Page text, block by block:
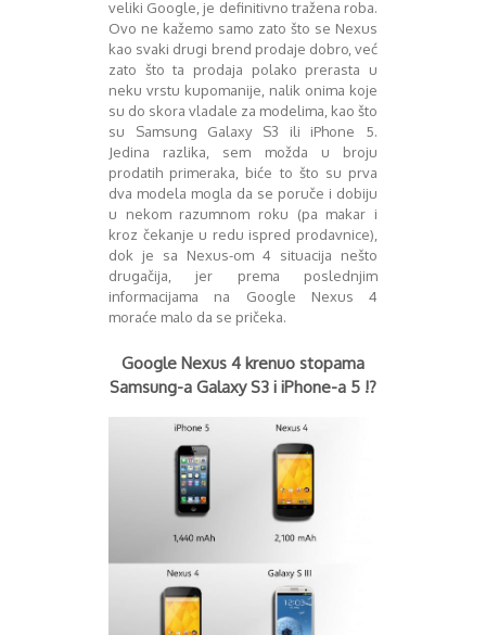
Sony
Testovi modela
Upoređivanje modela
Windows Phone
Zanimljivosti
Mart 2013
April 2013
Maj 2013
Juni 2013
Juli 2013
August 2013
Septembar 2013
Oktobar 2013
Novembar 2013
Decembar 2013
Januar 2014
Februar 2014
Mart 2014
Juni 2014
Juli 2014
veliki Google, je definitivno tražena roba.
Ovo ne kažemo samo zato što se Nexus
kao svaki drugi brend prodaje dobro, već
zato što ta prodaja polako prerasta u
neku vrstu kupomanije, nalik onima koje
su do skora vladale za modelima, kao što
su Samsung Galaxy S3 ili iPhone 5.
Jedina razlika, sem možda u broju
prodatih primeraka, biće to što su prva
dva modela mogla da se poruče i dobiju
u nekom razumnom roku (pa makar i
kroz čekanje u redu ispred prodavnice),
dok je sa Nexus-om 4 situacija nešto
drugačija, jer prema poslednjim
informacijama na Google Nexus 4
moraće malo da se pričeka.
Google Nexus 4 krenuo stopama
Samsung-a Galaxy S3 i iPhone-a 5 !?